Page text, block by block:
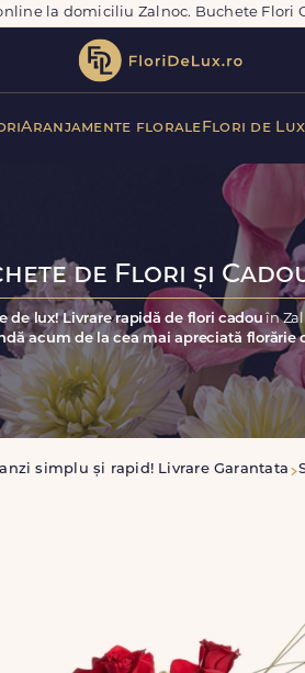
la domiciliu Zalnoc. Buchete Flori
Aranjamente florale Flori de Lux
de Flori și
de lux! Livrare rapidă de flori cadou în
acum de la cea mai apreciată florărie
simplu și rapid! Livrare Garantata